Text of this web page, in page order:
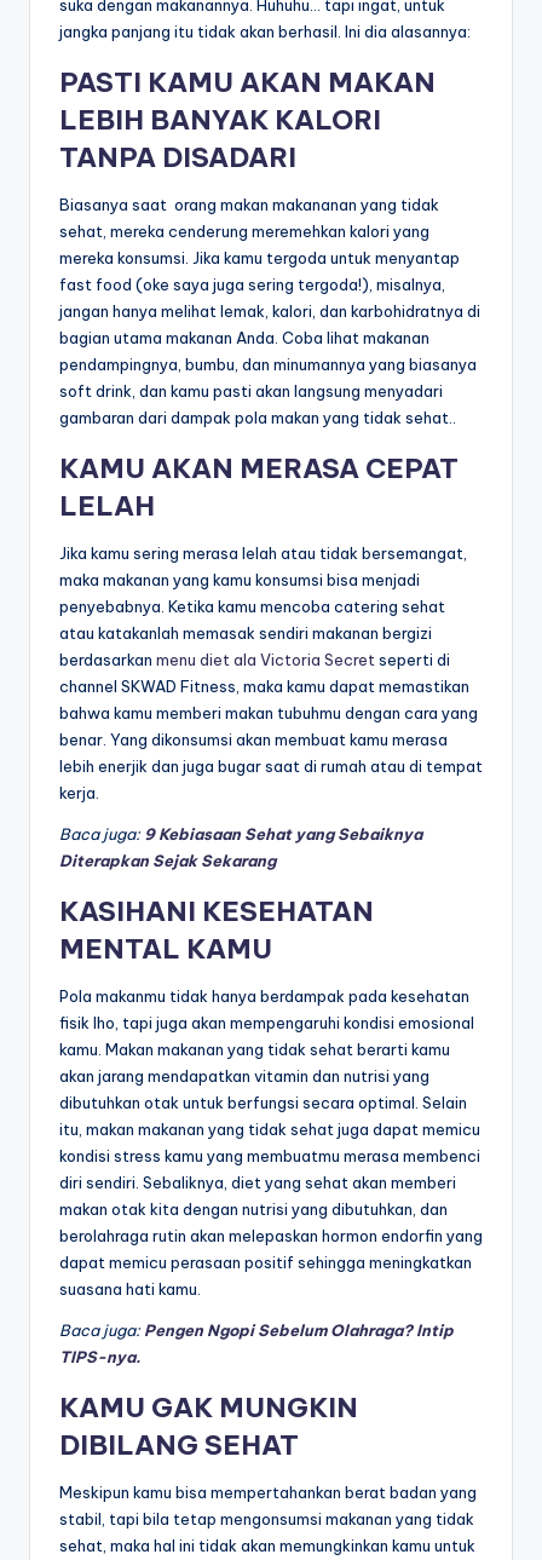
suka dengan makanannya. Huhuhu… tapi ingat, untuk
jangka panjang itu tidak akan berhasil. Ini dia alasannya:
PASTI KAMU AKAN MAKAN
LEBIH BANYAK KALORI
TANPA DISADARI
Biasanya saat orang makan makananan yang tidak
sehat, mereka cenderung meremehkan kalori yang
mereka konsumsi. Jika kamu tergoda untuk menyantap
fast food (oke saya juga sering tergoda!), misalnya,
jangan hanya melihat lemak, kalori, dan karbohidratnya di
bagian utama makanan Anda. Coba lihat makanan
pendampingnya, bumbu, dan minumannya yang biasanya
soft drink, dan kamu pasti akan langsung menyadari
gambaran dari dampak pola makan yang tidak sehat..
KAMU AKAN MERASA CEPAT
LELAH
Jika kamu sering merasa lelah atau tidak bersemangat,
maka makanan yang kamu konsumsi bisa menjadi
penyebabnya. Ketika kamu mencoba catering sehat
atau katakanlah memasak sendiri makanan bergizi
berdasarkan menu diet ala Victoria Secret seperti di
channel SKWAD Fitness, maka kamu dapat memastikan
bahwa kamu memberi makan tubuhmu dengan cara yang
benar. Yang dikonsumsi akan membuat kamu merasa
lebih enerjik dan juga bugar saat di rumah atau di tempat
kerja.
Baca juga: 9 Kebiasaan Sehat yang Sebaiknya
Diterapkan Sejak Sekarang
KASIHANI KESEHATAN
MENTAL KAMU
Pola makanmu tidak hanya berdampak pada kesehatan
fisik lho, tapi juga akan mempengaruhi kondisi emosional
kamu. Makan makanan yang tidak sehat berarti kamu
akan jarang mendapatkan vitamin dan nutrisi yang
dibutuhkan otak untuk berfungsi secara optimal. Selain
itu, makan makanan yang tidak sehat juga dapat memicu
kondisi stress kamu yang membuatmu merasa membenci
diri sendiri. Sebaliknya, diet yang sehat akan memberi
makan otak kita dengan nutrisi yang dibutuhkan, dan
berolahraga rutin akan melepaskan hormon endorfin yang
dapat memicu perasaan positif sehingga meningkatkan
suasana hati kamu.
Baca juga:Pengen Ngopi Sebelum Olahraga? Intip
TIPS-nya.
KAMU GAK MUNGKIN
DIBILANG SEHAT
Meskipun kamu bisa mempertahankan berat badan yang
stabil, tapi bila tetap mengonsumsi makanan yang tidak
sehat, maka hal ini tidak akan memungkinkan kamu untuk